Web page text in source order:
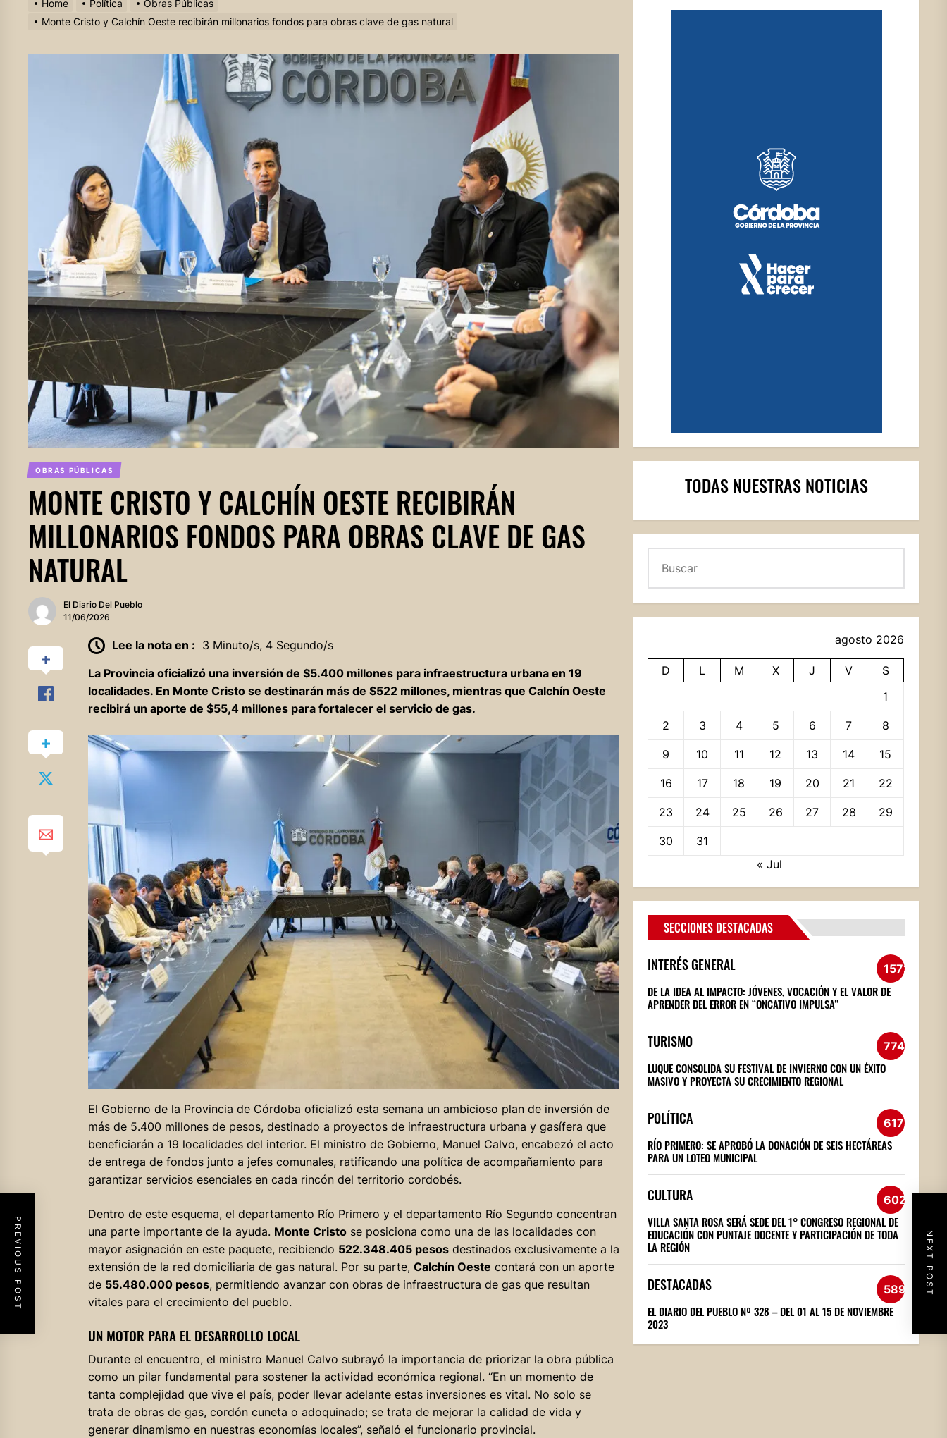
Home Política
Obras Públicas
Monte Cristo y Calchín Oeste recibirán millonarios fondos para obras clave de gas natural
OBRAS PÚBLICAS
MONTE CRISTO Y CALCHÍN OESTE RECIBIRÁN
MILLONARIOS FONDOS PARA OBRAS CLAVE DE GAS
NATURAL
El Diario Del Pueblo
11/06/2026
Lee la nota en : 3 Minuto/s, 4 Segundo/s
La Provincia oficializó una inversión de $5.400 millones para infraestructura urbana en 19
localidades. En Monte Cristo se destinarán más de $522 millones, mientras que Calchín Oeste
recibirá un aporte de $55,4 millones para fortalecer el servicio de gas.
El Gobierno de la Provincia de Córdoba oficializó esta semana un ambicioso plan de inversión de
más de 5.400 millones de pesos, destinado a proyectos de infraestructura urbana y gasífera que
beneficiarán a 19 localidades del interior. El ministro de Gobierno, Manuel Calvo, encabezó el acto
de entrega de fondos junto a jefes comunales, ratificando una política de acompañamiento para
garantizar servicios esenciales en cada rincón del territorio cordobés.
Dentro de este esquema, el departamento Río Primero y el departamento Río Segundo concentran
una parte importante de la ayuda. Monte Cristose posiciona como una de las localidades con
mayor asignación en este paquete, recibiendo 522.348.405 pesosdestinados exclusivamente a la
extensión de la red domiciliaria de gas natural. Por su parte, Calchín Oeste contará con un aporte
de 55.480.000 pesos, permitiendo avanzar con obras de infraestructura de gas que resultan
vitales para el crecimiento del pueblo.
UN MOTOR PARA EL DESARROLLO LOCAL
Durante el encuentro, el ministro Manuel Calvo subrayó la importancia de priorizar la obra pública
como un pilar fundamental para sostener la actividad económica regional. “En un momento de
tanta complejidad que vive el país, poder llevar adelante estas inversiones es vital. No solo se
trata de obras de gas, cordón cuneta o adoquinado; se trata de mejorar la calidad de vida y
generar dinamismo en nuestras economías locales”, señaló el funcionario provincial.
PREVIOUS POST NEXT POST
TODAS NUESTRAS NOTICIAS
agosto 2026
D L M X J V
S
1
2 3 4 5 6 7 8
9 10 11 12 13 14 15
16 17 18 19 20 21 22
23 24 25 26 27 28 29
30
31
« Jul
SECCIONES DESTACADAS
INTERÉS GENERAL 1572
DE LA IDEA AL IMPACTO: JÓVENES, VOCACIÓN Y EL VALOR DE
APRENDER DEL ERROR EN “ONCATIVO IMPULSA”
TURISMO 774
LUQUE CONSOLIDA SU FESTIVAL DE INVIERNO CON UN ÉXITO
MASIVO Y PROYECTA SU CRECIMIENTO REGIONAL
POLÍTICA 617
RÍO PRIMERO: SE APROBÓ LA DONACIÓN DE SEIS HECTÁREAS
PARA UN LOTEO MUNICIPAL
CULTURA 602
VILLA SANTA ROSA SERÁ SEDE DEL 1° CONGRESO REGIONAL DE
EDUCACIÓN CON PUNTAJE DOCENTE Y PARTICIPACIÓN DE TODA
LA REGIÓN
DESTACADAS 589
EL DIARIO DEL PUEBLO Nº 328 – DEL 01 AL 15 DE NOVIEMBRE
2023